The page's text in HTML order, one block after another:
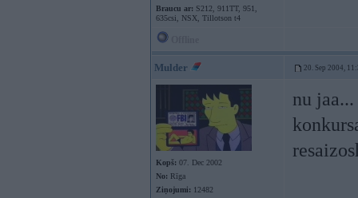
Braucu ar: S212, 911TT, 951,
635csi, NSX, Tillotson t4
Mulder 20. Sep 2004,
Kopš: 07. Dec 2002
No: Rīga
Ziņojumi: 12482
nu